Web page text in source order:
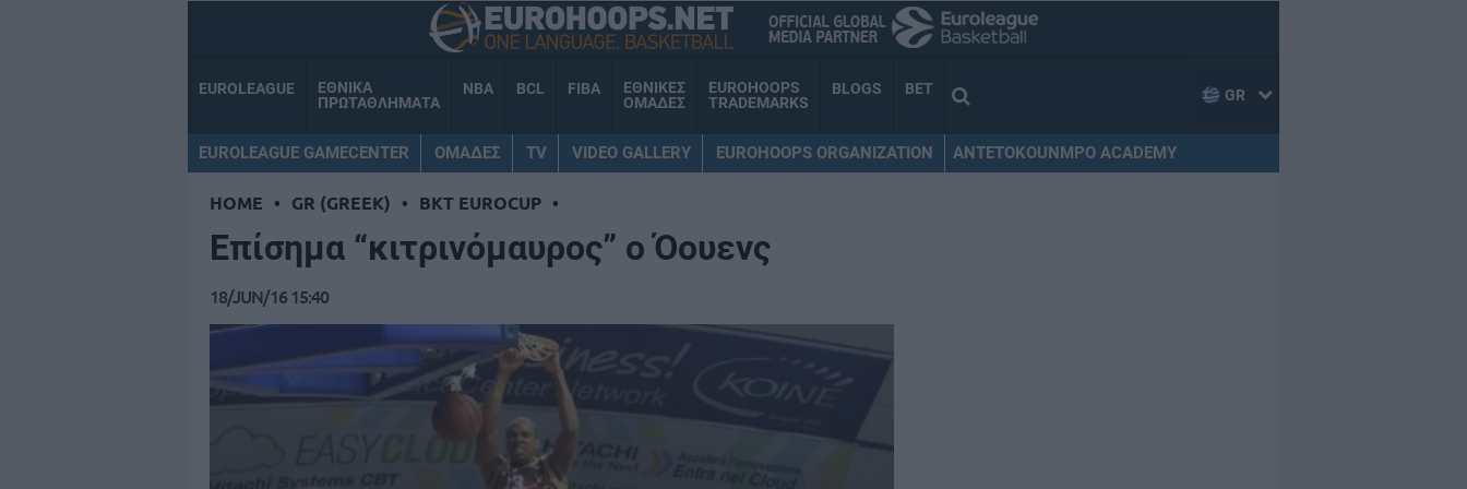
EUROLEAGUE
ΕΘΝΙΚΑ
ΠΡΩΤΑΘΛΗΜΑΤΑ
NBA BCL FIBA
ΕΘΝΙΚΕΣ
ΟΜΑΔΕΣ
EUROHOOPS
TRADEMARKS
BLOGS BET GR
EUROLEAGUE GAMECENTER ΟΜΑΔΕΣ TV VIDEO GALLERY EUROHOOPS ORGANIZATION ANTETOKOUNMPO ACADEMY
HOME • GR (GREEK) • BKT EUROCUP •
Επίσημα “κιτρινόμαυρος” ο Όουενς
18/JUN/16 15:40